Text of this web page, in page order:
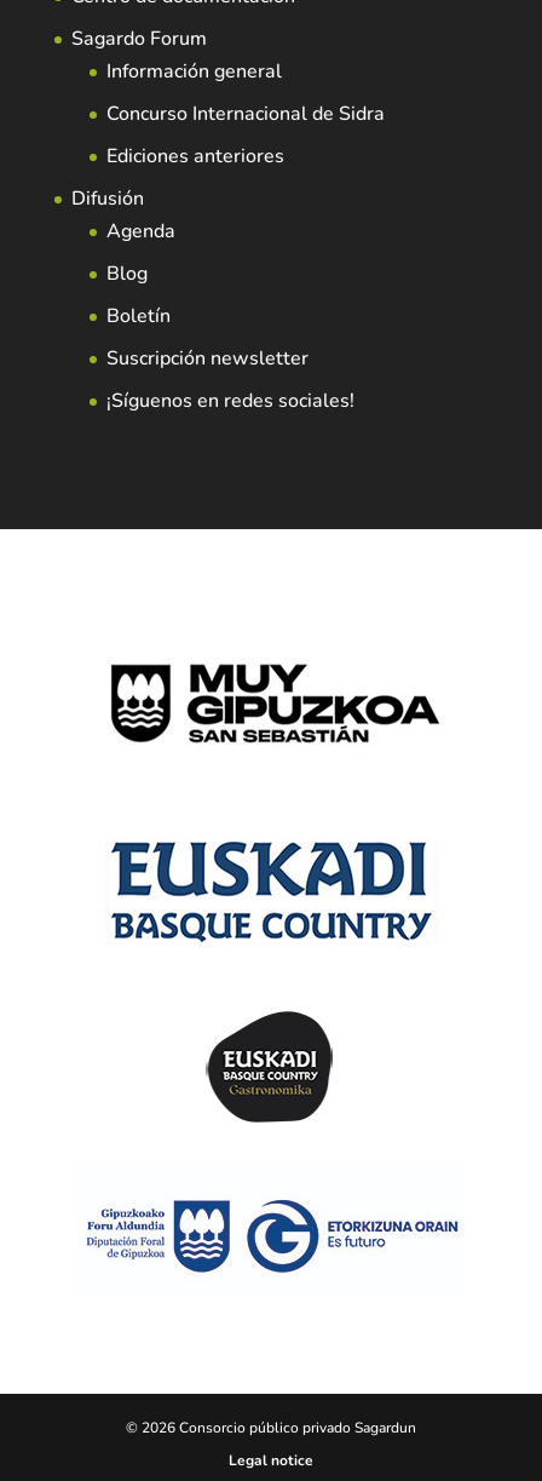
Sagardo Forum
Información general
Concurso Internacional de Sidra
Ediciones anteriores
Difusión
Agenda
Blog
Boletín
Suscripción newsletter
¡Síguenos en redes sociales!
© 2026 Consorcio público privado Sagardun
Legal notice